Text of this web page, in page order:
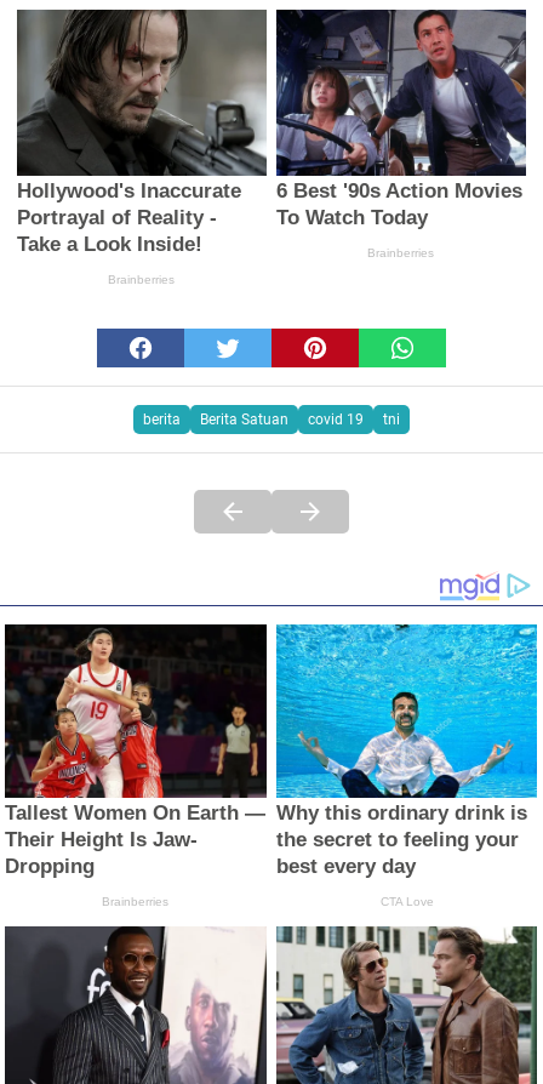
berita Berita Satuan covid 19 tni